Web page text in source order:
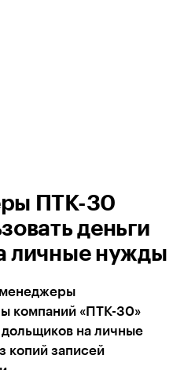
ПТК-30
деньги
личные нужды
компаний «ПТК-30»
дольщиков на личные
копий записей